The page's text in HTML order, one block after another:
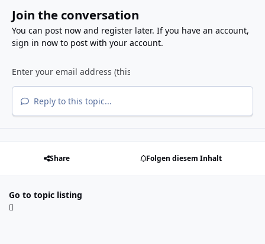
Join the conversation
You can post now and register later. If you have an account,
sign in nowto post with your account.
Reply to this topic...
Share Folgen diesem Inhalt
Go to topic listing